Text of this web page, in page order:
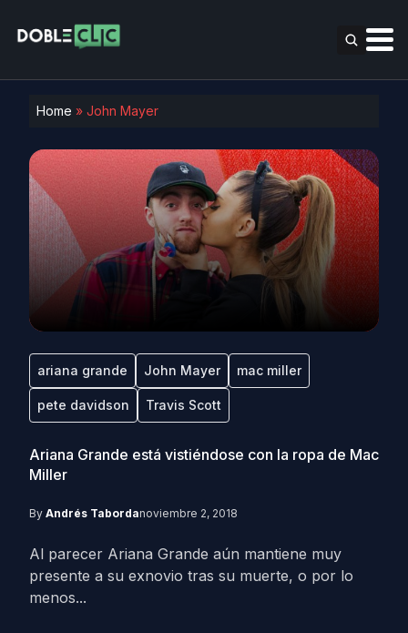
Home » John Mayer
ariana grande John Mayer mac miller
pete davidson Travis Scott
Ariana Grande está vistiéndose con la ropa de Mac
Miller
By Andrés Tabordanoviembre 2, 2018
Al parecer Ariana Grande aún mantiene muy
presente a su exnovio tras su muerte, o por lo
menos...